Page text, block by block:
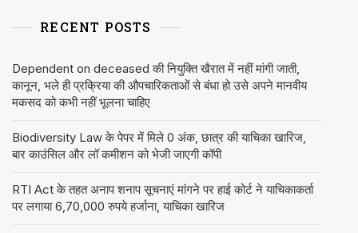
RECENT POSTS
Dependent on deceased की नियुक्ति खैरात में नहीं मांगी जाती,
कानून, भले ही प्रक्रिया की औपचारिकताओं से बंधा हो उसे अपने मानवीय
मकसद को कभी नहीं भूलना चाहिए
Biodiversity Law के पेपर में मिले 0 अंक, छात्र की याचिका खारिज,
बार काउंसिल और लॉ कमीशन को भेजी जाएगी कॉपी
RTI Act के तहत अनाप शनाप सूचनाएं मांगने पर हाई कोर्ट ने याचिकाकर्ता
पर लगाया 6,70,000 रुपये हर्जाना, याचिका खारिज